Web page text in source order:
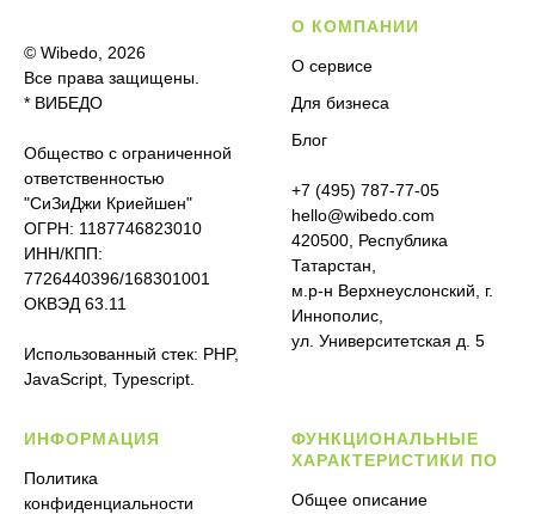
© Wibedo, 2026
Все права защищены.
* ВИБЕДО
Общество с ограниченной
ответственностью
"СиЗиДжи Криейшен"
ОГРН: 1187746823010
ИНН/КПП:
7726440396/168301001
ОКВЭД 63.11
Использованный стек: PHP,
JavaScript, Typescript.
О КОМПАНИИ
О сервисе
Для бизнеса
Блог
+7 (495) 787-77-05
hello@wibedo.com
420500, Республика
Татарстан,
м.р-н Верхнеуслонский, г.
Иннополис,
ул. Университетская д. 5
ИНФОРМАЦИЯ
Политика
конфиденциальности
ФУНКЦИОНАЛЬНЫЕ
ХАРАКТЕРИСТИКИ ПО
Общее описание